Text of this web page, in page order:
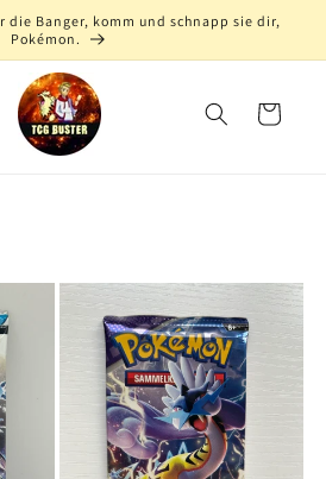
die Banger, komm und schnapp sie dir,
Pokémon.
Warenkorb